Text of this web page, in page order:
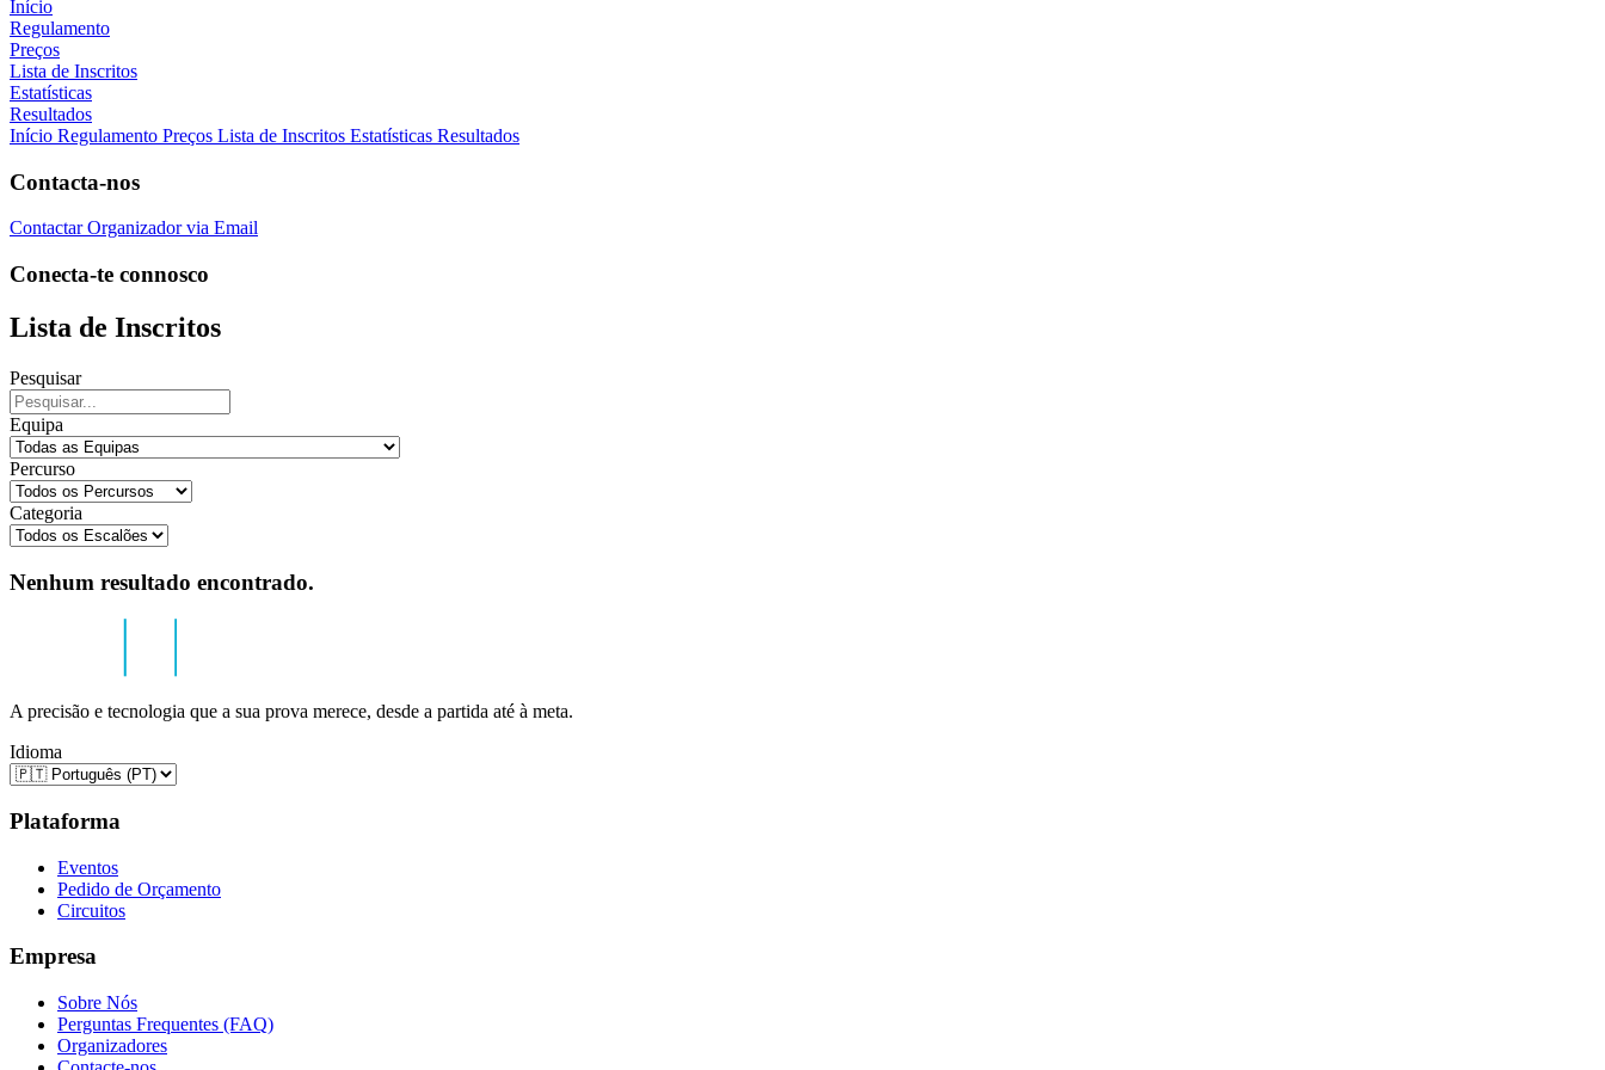
Início
Regulamento
Preços
Lista de Inscritos
Estatísticas
Resultados
Início Regulamento Preços Lista de Inscritos Estatísticas Resultados
Contacta-nos
Contactar Organizador via Email
Conecta-te connosco
Lista de Inscritos
Pesquisar
Equipa
Percurso
Categoria
Nenhum resultado encontrado.
A precisão e tecnologia que a sua prova merece, desde a partida até à meta.
Idioma
Plataforma
Eventos
Pedido de Orçamento
Circuitos
Empresa
Sobre Nós
Perguntas Frequentes (FAQ)
Organizadores